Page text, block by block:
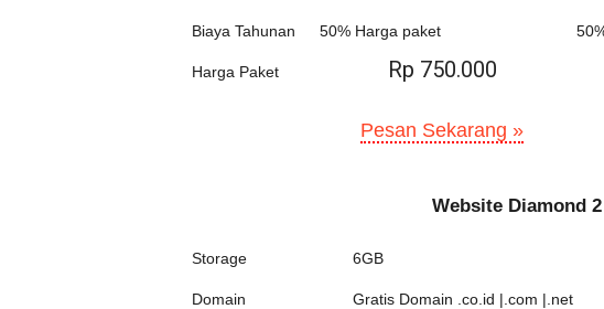
Biaya Tahunan 50% Harga paket
Harga Paket Rp 750.000
Pesan Sekarang »
Website Diamond 2
Storage 6GB
Domain Gratis Domain .co.id |.com |.net